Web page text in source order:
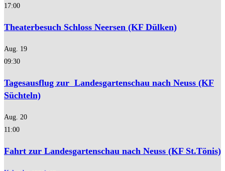
17:00
Theaterbesuch Schloss Neersen (KF Dülken)
Aug. 19
09:30
Tagesausflug zur Landesgartenschau nach Neuss (KF
Süchteln)
Aug. 20
11:00
Fahrt zur Landesgartenschau nach Neuss (KF St.Tönis)